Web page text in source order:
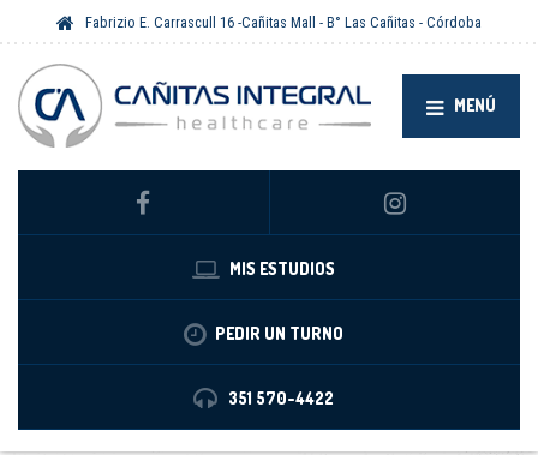
Fabrizio E. Carrascull 16 -Cañitas Mall - B° Las Cañitas - Córdoba
MENÚ
MIS ESTUDIOS
PEDIR UN TURNO
351 570-4422